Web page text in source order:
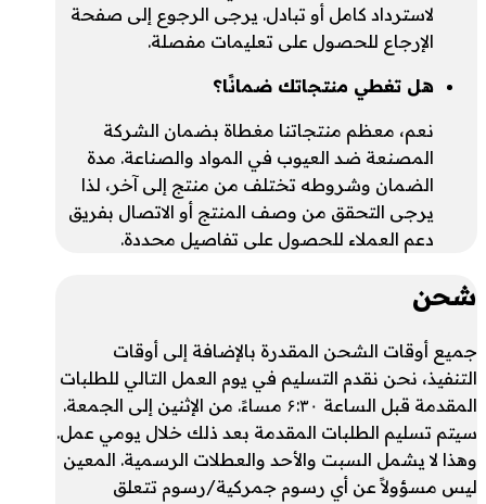
لاسترداد كامل أو تبادل. يرجى الرجوع إلى صفحة
الإرجاع للحصول على تعليمات مفصلة.
هل تغطي منتجاتك ضمانًا؟
نعم، معظم منتجاتنا مغطاة بضمان الشركة
المصنعة ضد العيوب في المواد والصناعة. مدة
الضمان وشروطه تختلف من منتج إلى آخر، لذا
يرجى التحقق من وصف المنتج أو الاتصال بفريق
دعم العملاء للحصول على تفاصيل محددة.
شحن
جميع أوقات الشحن المقدرة بالإضافة إلى أوقات
التنفيذ، نحن نقدم التسليم في يوم العمل التالي للطلبات
المقدمة قبل الساعة ۶:۳۰ مساءً. من الإثنين إلى الجمعة.
سيتم تسليم الطلبات المقدمة بعد ذلك خلال يومي عمل.
وهذا لا يشمل السبت والأحد والعطلات الرسمية. المعين
ليس مسؤولاً عن أي رسوم جمركية/رسوم تتعلق